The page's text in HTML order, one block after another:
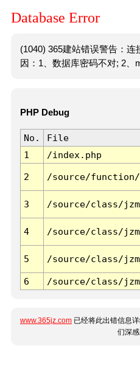
Database Error
(1040) 365建站错误警告：
因：1、数据库密码不对; 2、
PHP Debug
No. File
1
/index.php
2 /source/function/
3 /source/class/
4 /source/class/
5 /source/class/
6 /source/class/
www.365jz.com 已经将此出错信息
们深